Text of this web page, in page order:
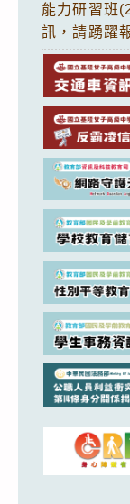
能力研習班
訊，請踴躍